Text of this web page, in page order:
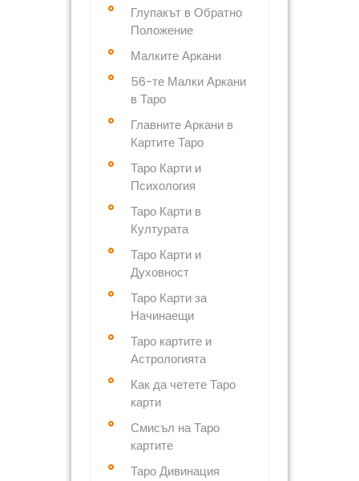
Глупакът в Обратно
Положение
Малките Аркани
56-те Малки Аркани
в Таро
Главните Аркани в
Картите Таро
Таро Карти и
Психология
Таро Карти в
Културата
Таро Карти и
Духовност
Таро Карти за
Начинаещи
Таро картите и
Астрологията
Как да четете Таро
карти
Смисъл на Таро
картите
Таро Дивинация